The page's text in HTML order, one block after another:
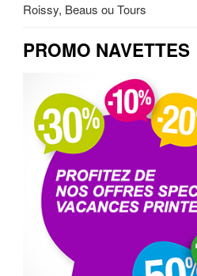
Roissy, Beaus ou Tours
PROMO NAVETTES